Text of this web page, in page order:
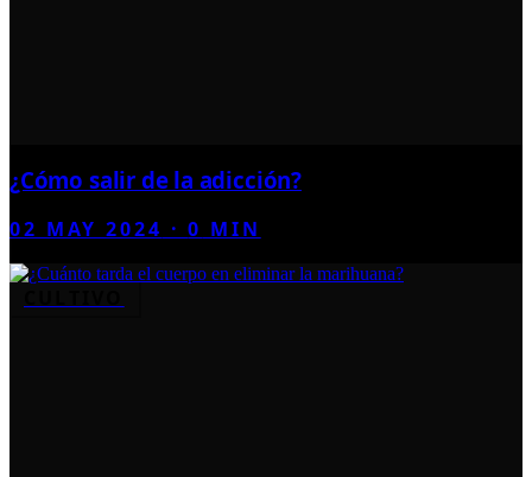
¿Cómo salir de la adicción?
02 MAY 2024 ·0 MIN